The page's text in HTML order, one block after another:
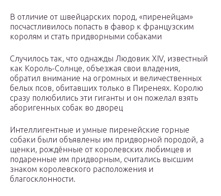
В отличие от швейцарских пород, «пиренейцам»
посчастливилось попасть в фавор к французским
королям и стать придворными собаками
Случилось так, что однажды Людовик XIV, известный
как Король-Солнце, объезжая свои владения,
обратил внимание на огромных и величественных
белых псов, обитавших только в Пиренеях. Королю
сразу полюбились эти гиганты и он пожелал взять
аборигенных собак во дворец
Интеллигентные и умные пиренейские горные
собаки были объявлены им придворной породой, а
щенки, рождённые от королевских любимцев и
подаренные им придворным, считались высшим
знаком королевского расположения и
благосклонности.